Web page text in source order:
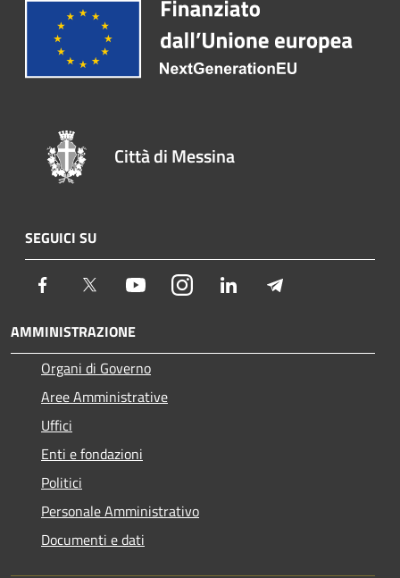
Città di Messina
SEGUICI SU
Facebook Twitter YoutubeInstagram LinkedIn
AMMINISTRAZIONE
Organi di Governo
Aree Amministrative
Uffici
Enti e fondazioni
Politici
Personale Amministrativo
Documenti e dati